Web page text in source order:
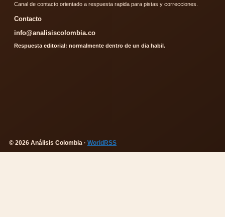
Canal de contacto orientado a respuesta rapida para pistas y correcciones.
Contacto
info@analisiscolombia.co
Respuesta editorial: normalmente dentro de un dia habil.
© 2026 Análisis Colombia · WorldRSS